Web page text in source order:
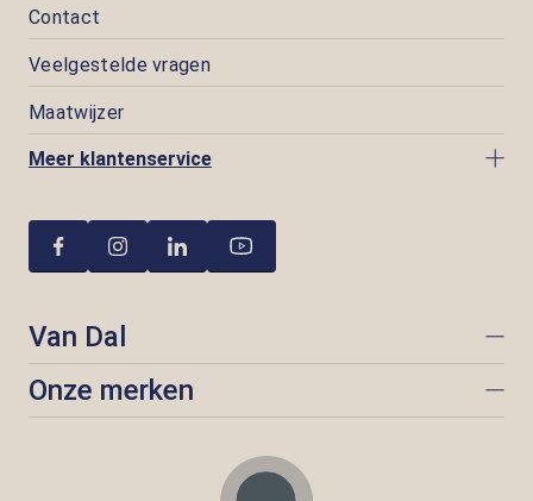
Contact
Veelgestelde vragen
Maatwijzer
Meer klantenservice
Van Dal
Onze merken